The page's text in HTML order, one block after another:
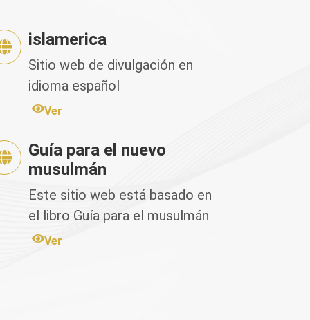
islamerica
Sitio web de divulgación en
idioma español
Ver
Guía para el nuevo
musulmán
Este sitio web está basado en
el libro Guía para el musulmán
nuevo de Fahd Salem
Ver